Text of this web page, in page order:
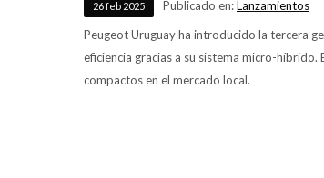
26feb 2025 Publicado en:Lanzamientos
Peugeot Uruguay ha introducido la tercera
eficiencia gracias a su sistema micro-
compactos en el mercado local.